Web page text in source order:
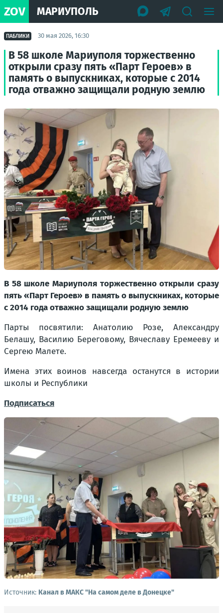
ZOV МАРИУПОЛЬ
ПАБЛИКИ 30 мая 2026, 16:30
В 58 школе Мариуполя торжественно
открыли сразу пять «Парт Героев» в
память о выпускниках, которые с 2014
года отважно защищали родную землю
В 58 школе Мариуполя торжественно открыли сразу
пять «Парт Героев» в память о выпускниках, которые
с 2014 года отважно защищали родную землю
Парты посвятили: Анатолию Розе, Александру
Белашу, Василию Береговому, Вячеславу Еремееву и
Сергею Малете.
Имена этих воинов навсегда останутся в истории
школы и Республики
Подписаться
Источник: Канал в МАКС "На самом деле в Донецке"